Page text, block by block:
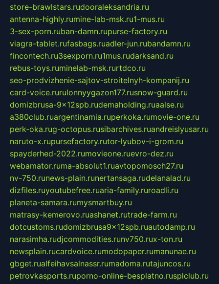
store-brawlstars.rudooraleksandria.ru
antenna-highly.rumine-lab-msk.ru1-mus.ru
3-sex-porn.ruban-damn.rupurse-factory.ru
viagra-tablet.rufasbags.ruadler-jun.rubandamn.ru
fincontech.ru3sexporn.ru1mus.rudarksand.ru
rebus-toys.ruminelab-msk.rurtdco.ru
seo-prodvizhenie-sajtov-stroitelnyh-kompanij.ru
card-voice.rurulonnyygazon177.rusnow-guard.ru
domizbrusa-9x12spb.rudemaholding.ruaalse.ru
a380club.ruargentinamia.ruperkoka.rumovie-one.ru
perk-oka.rug-octopus.rusibarchives.ruandreislyusar.ru
naruto-x.rupursefactory.rutor-lyubov-i-grom.ru
spayderhed-2022.rumovieone.ruevro-dez.ru
webamator.ruma-absolut1.ruavtopomosch27.ru
nv-750.runews-plain.runertansaga.rudelanalad.ru
dizfiles.ruyoutubefree.ruaria-family.ruroadli.ru
planeta-samara.rumysmartbuy.ru
matrasy-kemerovo.ruashanet.rutrade-farm.ru
dotcustoms.rudomizbrusa9x12spb.ruautodamp.ru
narasimha.rudjcommodities.runv750.rux-ton.ru
newsplain.rucardvoice.rumodopaper.rumanunae.ru
gbget.rualfeihavsalnassr.rumadoma.rutajuncos.ru
petrovkasports.ruporno-online-besplatno.rusplclub.ru